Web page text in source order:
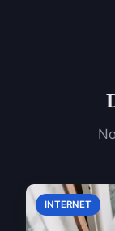
INTERNET